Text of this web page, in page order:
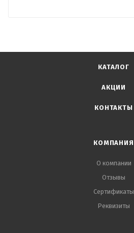
КАТАЛОГ
АКЦИИ
КОНТАКТЫ
КОМПАНИЯ
О компании
Отзывы
Сертификаты
Реквизиты